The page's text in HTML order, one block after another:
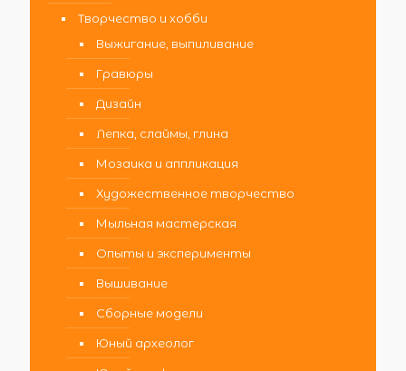
Творчество и хобби
Выжигание, выпиливание
Гравюры
Дизайн
Лепка, слаймы, глина
Мозаика и аппликация
Художественное творчество
Мыльная мастерская
Опыты и эксперименты
Вышивание
Сборные модели
Юный археолог